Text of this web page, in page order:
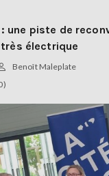
une piste de
électrique
Benoît Maleplate